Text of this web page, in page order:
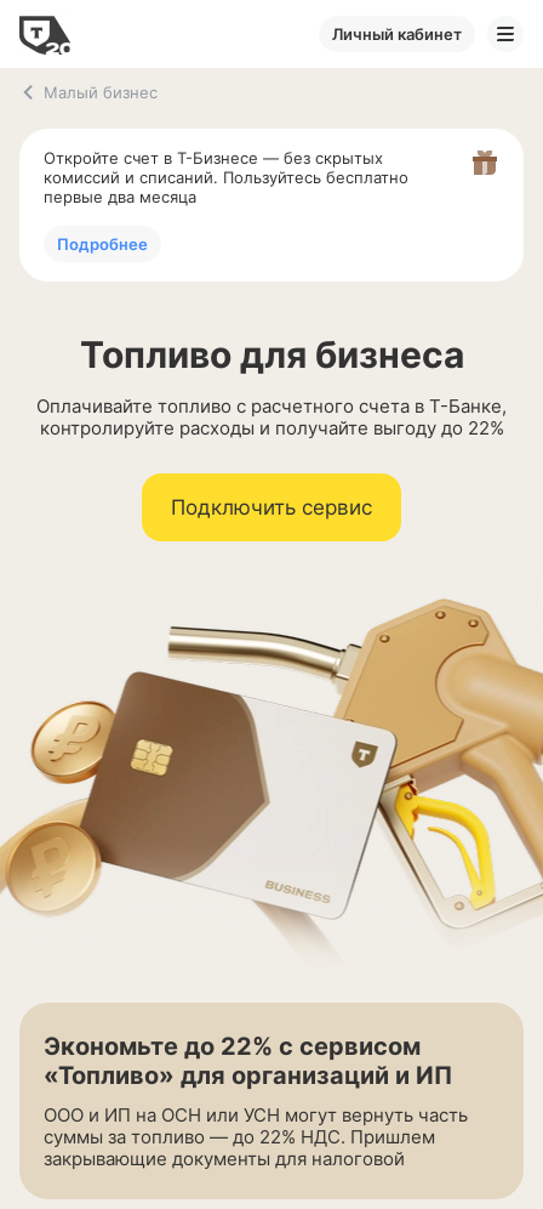
Личный кабинет
Малый бизнес
Откройте счет в Т-Бизнесе — без скрытых
комиссий и списаний. Пользуйтесь бесплатно
первые два месяца
Подробнее
Топливо для бизнеса
Оплачивайте топливо с расчетного счета в Т-Банке,
контролируйте расходы и получайте выгоду до 22%
Подключить сервис
Экономьте до 22% с сервисом
‭«Топливо» для организаций и ИП
ООО и ИП на ОСН или УСН могут вернуть часть
суммы за топливо — до 22% НДС. Пришлем
закрывающие документы для налоговой